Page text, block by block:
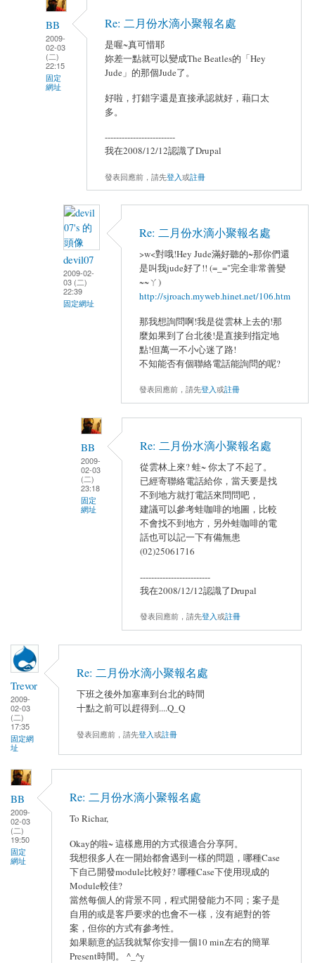
BB
2009-
02-03
(二)
22:15
固定
網址
Re: 二月份水滴小聚報名處
是喔~真可惜耶
妳差一點就可以變成The Beatles的「Hey
Jude」的那個Jude了。
好啦，打錯字還是直接承認就好，藉口太
多。
-------------------------
我在2008/12/12認識了Drupal
發表回應前，請先登入或註冊
devil07
2009-02-
03 (二)
22:39
固定網址
Re: 二月份水滴小聚報名處
>w<對哦!Hey Jude滿好聽的~那你們還
是叫我jude好了!! (=_="完全非常善變
~~ㄚ)
http://sjroach.myweb.hinet.net/106.htm
那我想詢問啊!我是從雲林上去的!那
麼如果到了台北後!是直接到指定地
點!但萬一不小心迷了路!
不知能否有個聯絡電話能詢問的呢?
發表回應前，請先登入或註冊
BB
2009-
02-03
(二)
23:18
固定
網址
Re: 二月份水滴小聚報名處
從雲林上來? 蛙~ 你太了不起了。
已經寄聯絡電話給你，當天要是找
不到地方就打電話來問問吧，
建議可以參考蛙咖啡的地圖，比較
不會找不到地方，另外蛙咖啡的電
話也可以記一下有備無患
(02)25061716
-------------------------
我在2008/12/12認識了Drupal
發表回應前，請先登入或註冊
Trevor
2009-
02-03
(二)
17:35
固定網
址
Re: 二月份水滴小聚報名處
下班之後外加塞車到台北的時間
十點之前可以趕得到....Q_Q
發表回應前，請先登入或註冊
BB
2009-
02-03
(二)
19:50
固定
網址
Re: 二月份水滴小聚報名處
To Richar,
Okay的啦~ 這樣應用的方式很適合分享阿。
我想很多人在一開始都會遇到一樣的問題，哪種Case
下自己開發module比較好? 哪種Case下使用現成的
Module較佳?
當然每個人的背景不同，程式開發能力不同；案子是
自用的或是客戶要求的也會不一樣，沒有絕對的答
案，但你的方式有參考性。
如果願意的話我就幫你安排一個10 min左右的簡單
Present時間。 ^_^y